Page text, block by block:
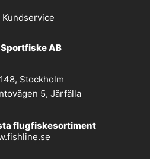
Kundservice
AB
Stockholm
5, Järfälla
flugfiskesortiment